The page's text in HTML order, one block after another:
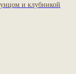
и клубникой